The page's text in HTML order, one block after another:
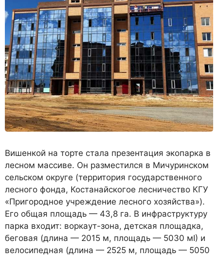
Вишенкой на торте стала презентация экопарка в
лесном массиве. Он разместился в Мичуринском
сельском округе (территория государственного
лесного фонда, Костанайскогое лесничество КГУ
«Пригородное учреждение лесного хозяйства»).
Его общая площадь — 43,8 га. В инфраструктуру
парка входит: воркаут-зона, детская площадка,
беговая (длина — 2015 м, площадь — 5030 мІ) и
велосипедная (длина — 2525 м, площадь — 5050